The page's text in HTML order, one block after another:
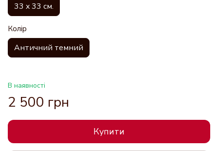
33 x 33 см.
Колір
Античний темний
В наявності
2 500 грн
Купити